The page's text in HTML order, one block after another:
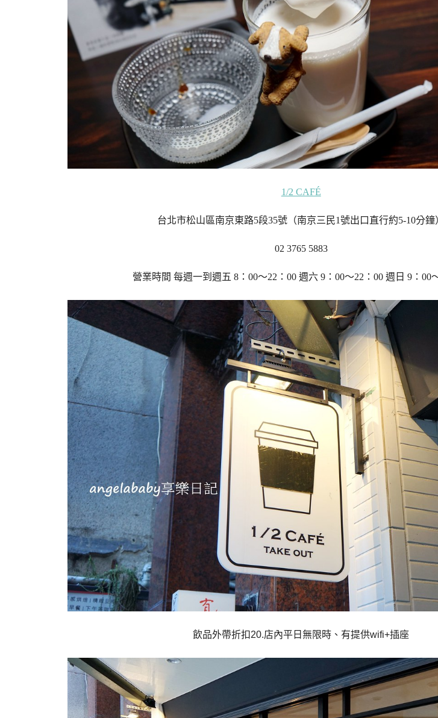
1/2 CAFÉ
台北市松山區南京東路5段35號（南京三民1號出口直行約5-10分鐘
02 3765 5883
營業時間 每週一到週五 8：00～22：00 週六 9：00～22：00 週日 9：00
飲品外帶折扣20.店內平日無限時、有提供wifi+插座